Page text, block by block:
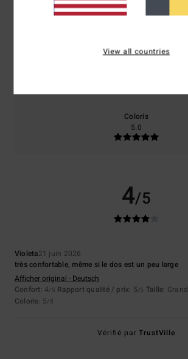
Confort
Coloris
5.0
4/5
Violeta21 juin 2026
très confortable, même si le dos est un peu large
Afficher original - Deutsch
Confort: 4/5 Rapport qualité / prix: 5/5 Taille: Grand
Coloris: 5/5
Vérifié parTrustVille
View all countries